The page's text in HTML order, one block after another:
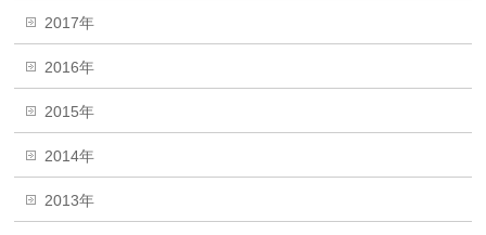
2017年
2016年
2015年
2014年
2013年